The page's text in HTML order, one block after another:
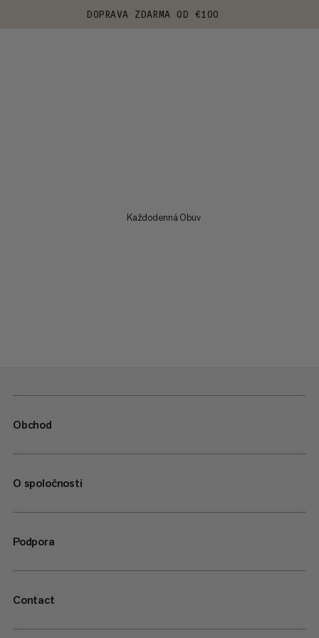
DOPRAVA ZDARMA OD €100
Každodenná Obuv
Obchod
O spoločnosti
Podpora
Contact